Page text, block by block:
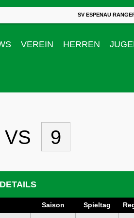
SV ESPENAU
VEREIN HERREN
VS 9
DETAILS
Saison Spieltag